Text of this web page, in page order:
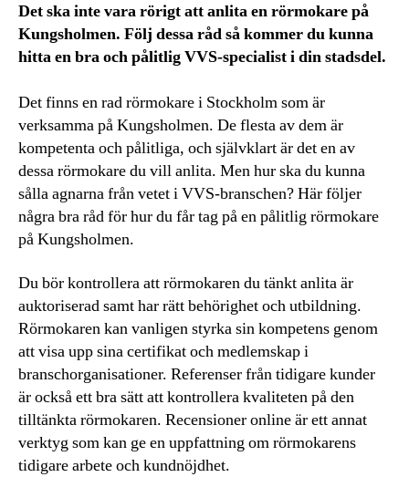
Det ska inte vara rörigt att anlita en rörmokare på
Kungsholmen. Följ dessa råd så kommer du kunna
hitta en bra och pålitlig VVS-specialist i din stadsdel.
Det finns en rad rörmokare i Stockholm som är
verksamma på Kungsholmen. De flesta av dem är
kompetenta och pålitliga, och självklart är det en av
dessa rörmokare du vill anlita. Men hur ska du kunna
sålla agnarna från vetet i VVS-branschen? Här följer
några bra råd för hur du får tag på en pålitlig rörmokare
på Kungsholmen.
Du bör kontrollera att rörmokaren du tänkt anlita är
auktoriserad samt har rätt behörighet och utbildning.
Rörmokaren kan vanligen styrka sin kompetens genom
att visa upp sina certifikat och medlemskap i
branschorganisationer. Referenser från tidigare kunder
är också ett bra sätt att kontrollera kvaliteten på den
tilltänkta rörmokaren. Recensioner online är ett annat
verktyg som kan ge en uppfattning om rörmokarens
tidigare arbete och kundnöjdhet.